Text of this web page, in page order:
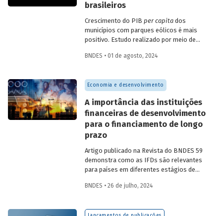
brasileiros
Crescimento do PIB per capitados
municípios com parques eólicos é mais
positivo. Estudo realizado por meio de
resultados mais significativos dois a três
dispersão posterior.
BNDES • 01 de agosto, 2024
Economia e desenvolvimento
A importância das instituições
financeiras de desenvolvimento
para o financiamento de longo
prazo
Artigo publicado na Revista do BNDES 59
demonstra como as IFDs são relevantes
para países em diferentes estágios de
de estabilidade quanto nos de crise
para o desenvolvimento sustentável.
BNDES • 26 de julho, 2024